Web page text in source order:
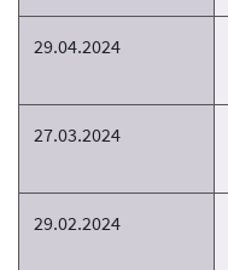
29.04.2024
27.03.2024
29.02.2024